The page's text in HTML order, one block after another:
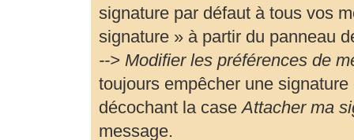
signature par défaut à tous vos
signature » à partir du panneau
--> Modifier les préférences de
toujours empêcher une
décochant la caseAttacher ma
message.